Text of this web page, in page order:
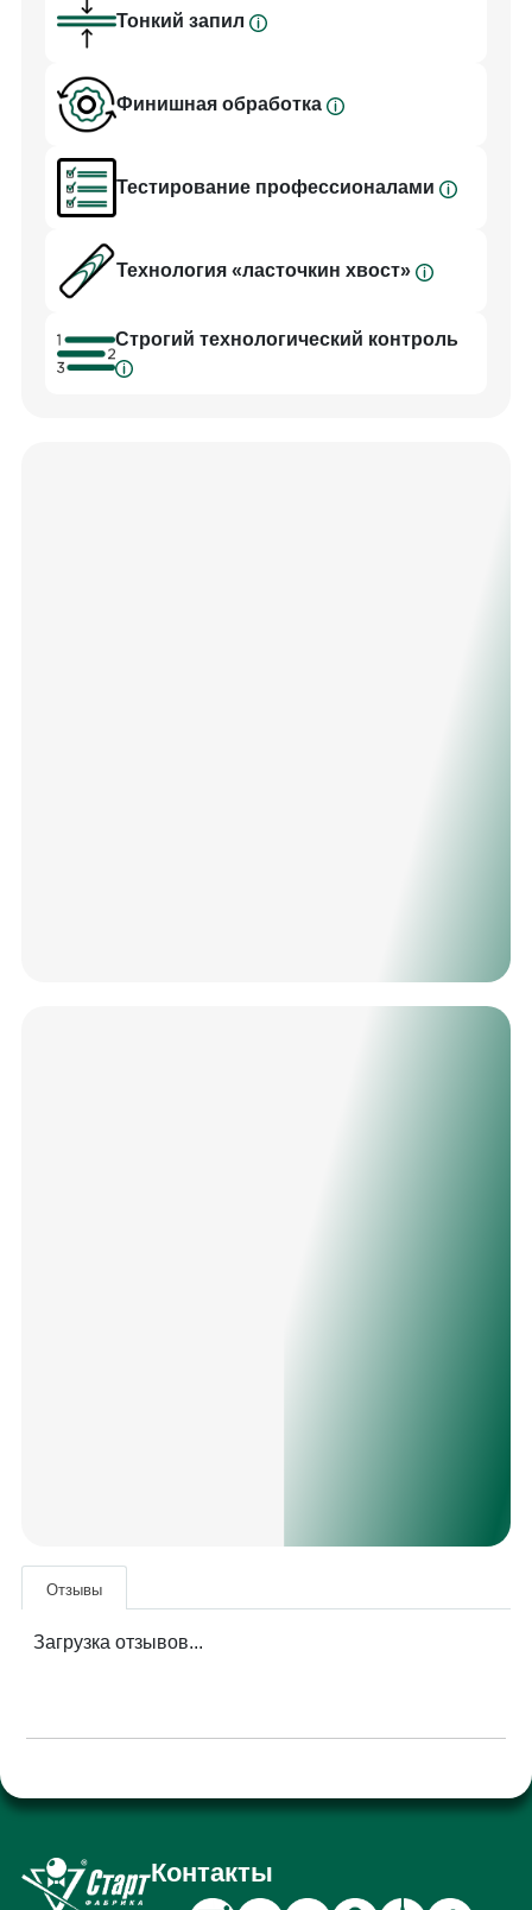
Геометрия шафта кия «РУССКИЙ» кроме
идеальной прямолинейности имеет
определенную заданную жесткость. Здесь
соблюден важный баланс между «жесткостью» и
«эластичностью».
Финишная обработка этих киев тоже вобрала в
себя все самые лучшие традиции. «РУССКИЙ»
полируется особым способом и специальным
составом, который наносится в несколько этапов
и слоев. Поверхность дорабатывается до
зеркального блеска, при этом кий не скользит в
руке. Покрытие кия прочно и долговечно, а кий
надежно защищен. Все модели кия «РУССКИЙ»
Тонкий запил
Финишная обработка
Тестирование профессионалами
Технология «ласточкин хвост»
Cтрогий технологический контроль
Отзывы
Загрузка отзывов...
Контакты